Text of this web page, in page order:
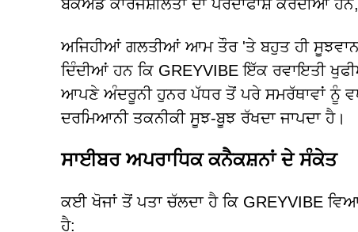
ਬੈਕਐਂਡ ਕਾਰਜਸ਼ੀਲਤਾ ਦਾ ਪਰਦਾਫਾਸ਼ ਕਰਦੀਆਂ
ਅਜਿਹੀਆਂ ਗਲਤੀਆਂ ਆਮ ਤੌਰ 'ਤੇ ਬਹੁਤ ਹੀ ਸੂਝਵਾਨ
ਦਿੰਦੀਆਂ ਹਨ ਕਿ GREYVIBE ਇੱਕ ਰਵਾਇਤੀ
ਆਪਣੇ ਅੰਦਰੂਨੀ ਹੁਨਰ ਪੱਧਰ ਤੋਂ ਪਰੇ ਸਮਰੱਥਾਵਾਂ ਨੂੰ
ਦਰਮਿਆਨੀ ਤਕਨੀਕੀ ਸੂਝ-ਬੂਝ ਰੱਖਦਾ ਜਾਪਦਾ ਹੈ।
ਸਾਈਬਰ ਅਪਰਾਧਿਕ ਕਨੈਕਸ਼ਨਾਂ ਦੇ ਸੰਕੇਤ
ਕਈ ਖੋਜਾਂ ਤੋਂ ਪਤਾ ਚੱਲਦਾ ਹੈ ਕਿ GREYVIBE
ਹੈ: